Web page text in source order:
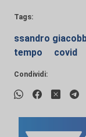
Tags:
ssandro
tempo
covid
Condividi: